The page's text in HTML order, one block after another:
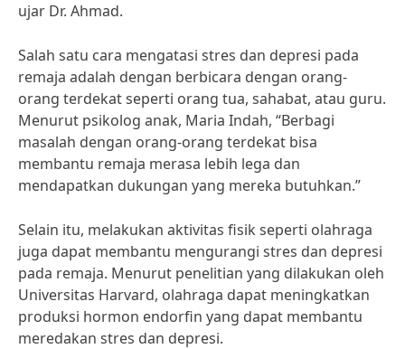
ujar Dr. Ahmad.
Salah satu cara mengatasi stres dan depresi pada
remaja adalah dengan berbicara dengan orang-
orang terdekat seperti orang tua, sahabat, atau guru.
Menurut psikolog anak, Maria Indah, “Berbagi
masalah dengan orang-orang terdekat bisa
membantu remaja merasa lebih lega dan
mendapatkan dukungan yang mereka butuhkan.”
Selain itu, melakukan aktivitas fisik seperti olahraga
juga dapat membantu mengurangi stres dan depresi
pada remaja. Menurut penelitian yang dilakukan oleh
Universitas Harvard, olahraga dapat meningkatkan
produksi hormon endorfin yang dapat membantu
meredakan stres dan depresi.